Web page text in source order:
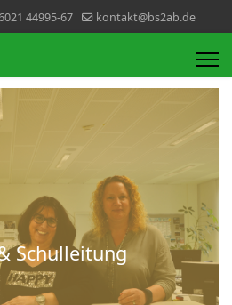
44995-67 kontakt@bs2ab.de
Schulleitung